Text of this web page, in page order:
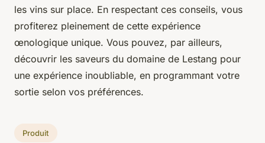
les vins sur place. En respectant ces conseils, vous
profiterez pleinement de cette expérience
œnologique unique. Vous pouvez, par ailleurs,
découvrir les saveurs du domaine de Lestang pour
une expérience inoubliable, en programmant votre
sortie selon vos préférences.
Produit